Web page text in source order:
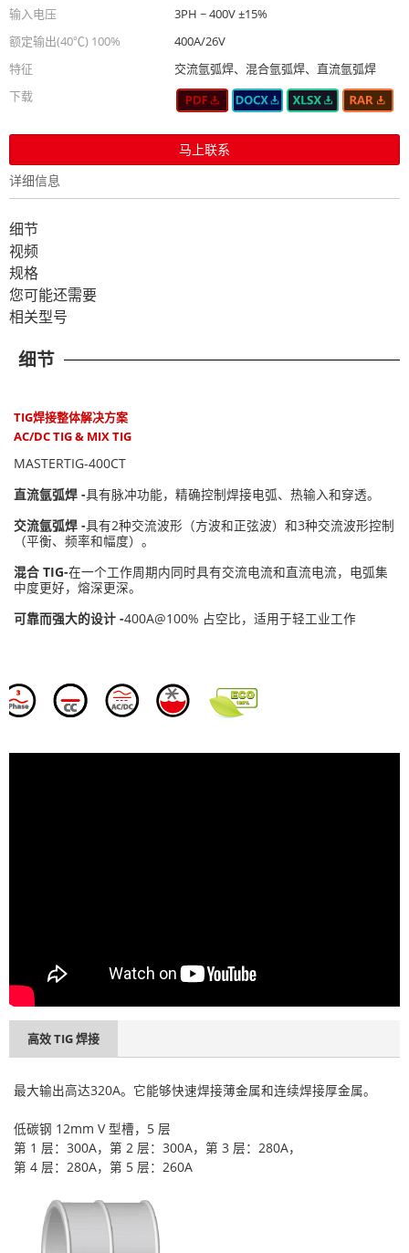
输入电压
3PH ~ 400V ±15%
额定输出(40℃) 100%
400A/26V
特征
交流氩弧焊、混合氩弧焊、直流氩弧焊
下载
马上联系
详细信息
细节
视频
规格
您可能还需要
相关型号
细节
TIG焊接整体解决方案
AC/DC TIG & MIX TIG
MASTERTIG-400CT
直流氩弧焊 -具有脉冲功能，精确控制焊接电弧、热输入和穿透。
交流氩弧焊 -具有2种交流波形（方波和正弦波）和3种交流波形控制
（平衡、频率和幅度）。
混合 TIG-在一个工作周期内同时具有交流电流和直流电流，电弧集
中度更好，熔深更深。
可靠而强大的设计 -400A@100% 占空比，适用于轻工业工作
高效 TIG 焊接
最大输出高达320A。它能够快速焊接薄金属和连续焊接厚金属。
低碳钢 12mm V 型槽，5 层
第 1 层：300A，第 2 层：300A，第 3 层：280A，
第 4 层：280A，第 5 层：260A